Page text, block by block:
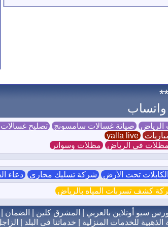
واتساب
الرياض صيانة غسالات سامسونج تصليح غسالات
yalla live
في الرياض مظلات وسواتر
تحت الأرض شركة تسليك مجاري دعاء
كشف تسربات المياه بالرياض
سيو أونلاين بالعربي المشرق كلين الضمان
للخدمات المنزلية خدماتنا فى البلد